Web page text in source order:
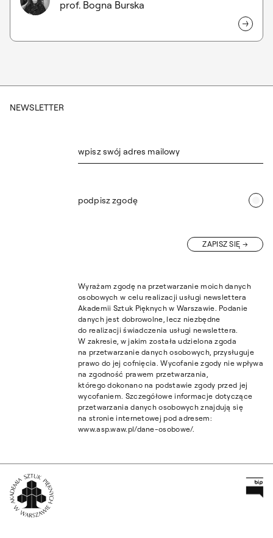
Anna
Grzelewska
prof. Bogna Burska
NEWSLETTER
wpisz swój adres mailowy
podpisz zgodę
ZAPISZ SIĘ
Wyrażam zgodę na przetwarzanie moich danych
osobowych w celu realizacji usługi newslettera
Akademii Sztuk Pięknych w Warszawie. Podanie
danych jest dobrowolne, lecz niezbędne
do realizacji świadczenia usługi newslettera.
W zakresie, w jakim została udzielona zgoda
na przetwarzanie danych osobowych, przysługuje
prawo do jej cofnięcia. Wycofanie zgody nie wpływa
na zgodność prawem przetwarzania,
którego dokonano na podstawie zgody przed jej
wycofaniem. Szczegółowe informacje dotyczące
przetwarzania danych osobowych znajdują się
na stronie internetowej pod adresem:
www.asp.waw.pl/dane-osobowe/.